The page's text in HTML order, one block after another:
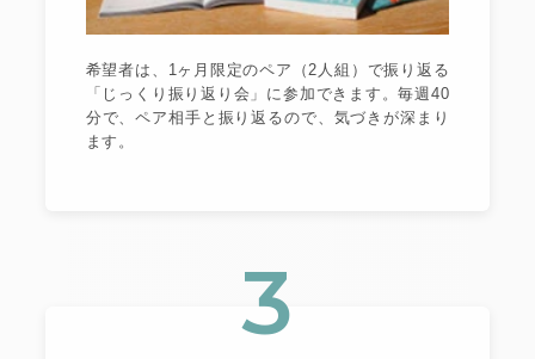
希望者は、1ヶ月限定のペア（2人組）で振り返る
「じっくり振り返り会」に参加できます。毎週40
分で、ペア相手と振り返るので、気づきが深まり
ます。
3